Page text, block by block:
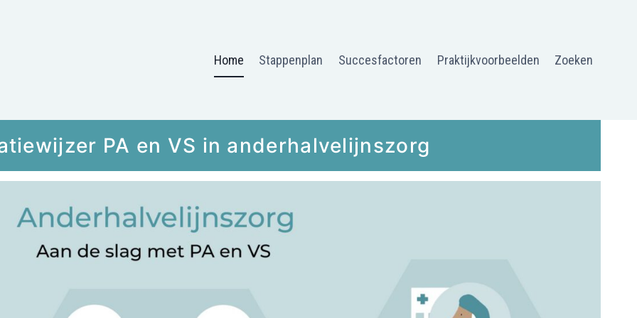
Home Stappenplan Succesfactoren Praktijkvoorbeelden Zoeken
PA en VS in anderhalvelijnszorg